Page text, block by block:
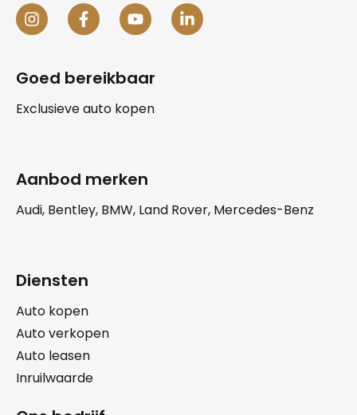
Goed bereikbaar
Exclusieve auto kopen
Aanbod merken
Audi, Bentley, BMW, Land Rover, Mercedes-Benz
Diensten
Auto kopen
Auto verkopen
Auto leasen
Inruilwaarde